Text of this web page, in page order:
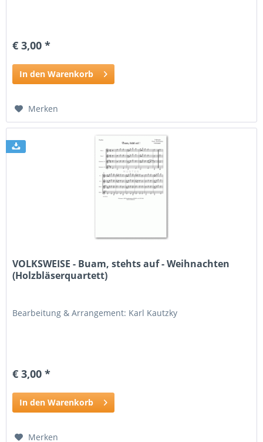
€ 3,00 *
In den Warenkorb
Merken
VOLKSWEISE - Buam, stehts auf - Weihnachten
(Holzbläserquartett)
Bearbeitung & Arrangement: Karl Kautzky
€ 3,00 *
In den Warenkorb
Merken